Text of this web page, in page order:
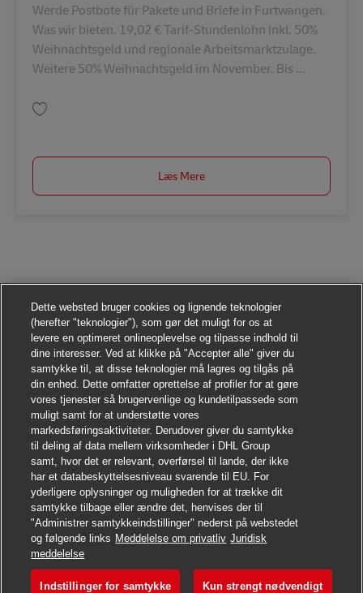
Søg jobbet
Werde Postbote für Pakete und Briefe in Furtwangen.
Was wir bieten. 19,02 € Tarif-Stundenlohn inkl. 50%
Weihnachtsgeld und regionale Arbeitsmarktzulage.
Weitere 50% Weihnachtsgeld im November. Bis ...
Læs Mere
Dette websted bruger cookies og lignende teknologier
(herefter "teknologier"), som gør det muligt for os at
levere en optimeret onlineoplevelse og tilpasse indhold til
dine interesser. Ved at klikke på "Accepter alle" giver du
samtykke til, at disse teknologier må lagres og tilgås på
din enhed. Dette omfatter oprettelse af profiler for at gøre
vores tjenester så brugervenlige og kundetilpassede som
muligt samt for at understøtte vores
markedsføringsaktiviteter. Derudover giver du samtykke
til deling af data mellem virksomheder i DHL Group
samt, hvor det er relevant, overførsel til lande, der ikke
har et databeskyttelsesniveau svarende til EU. For
yderligere oplysninger og muligheden for at trække dit
samtykke tilbage eller ændre det, henvises der til
"Administrer samtykkeindstillinger" nederst på webstedet
og følgende links Meddelelse om privatliv Juridisk
meddelelse
Indstillinger for samtykke Kun strengt nødvendigt